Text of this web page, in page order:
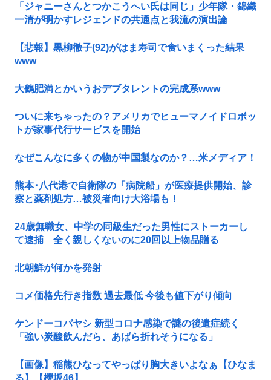
「ジャニーさんとつかこうへい氏は同じ」少年隊・錦織
一清が明かすレジェンドの共通点と我流の演出論
【悲報】黒柳徹子(92)がはま寿司で食いまくった結果
www
大鶴肥満とかいうおデブタレントの完成系www
ついに来ちゃったの？アメリカでヒューマノイドロボッ
トが家事代行サービスを開始
なぜこんなに多くの物が中国製なのか？…米メディア！
熊本･八代港で自衛隊の「病院船」が医療提供開始、診
察と薬剤処方…被災者向け大浴場も！
24歳無職女、中学の同級生だった男性にストーカーし
て逮捕 全く親しくないのに20回以上物品贈る
北朝鮮が何かを発射
コメ価格先行き指数 過去最低 今後も値下がり傾向
ケンドーコバヤシ 新型コロナ感染で謎の後遺症続く
「強い炭酸飲んだら、あばら折れそうになる」
【画像】稲熊ひなってやっぱり胸大きいよなぁ【ひなま
る】【櫻坂46】